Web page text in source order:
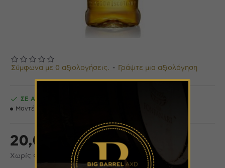
Σύμφωνα με 0 αξιολογήσεις. - Γράψτε μια αξιολόγηση
20,00€
Χωρίς ΦΠΑ: 16,13€
ΣΕ ΑΠΌΘΕΜΑ
Μοντέλο: